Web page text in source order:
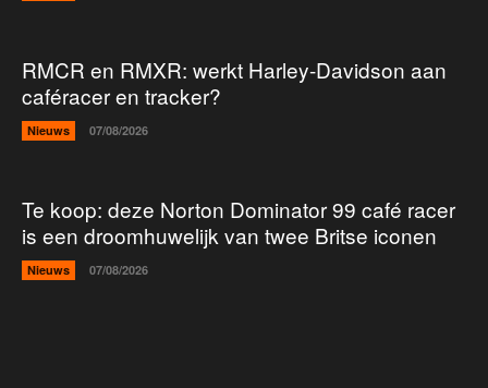
RMCR en RMXR: werkt Harley-Davidson aan
caféracer en tracker?
Nieuws 07/08/2026
Te koop: deze Norton Dominator 99 café racer
is een droomhuwelijk van twee Britse iconen
Nieuws 07/08/2026